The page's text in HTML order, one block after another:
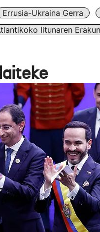
Errusia-Ukraina Gerra
Iitunaren